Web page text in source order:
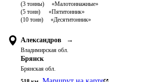
(3 тонны)     «Малотоннажные»
(5 тонн)	   «Пятитонник»
Александров →
Владимирская обл.
Брянск
Брянская обл.